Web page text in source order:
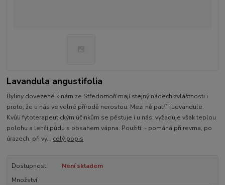
Lavandula angustifolia
Byliny dovezené k nám ze Středomoří mají stejný nádech zvláštnosti i
proto, že u nás ve volné přírodě nerostou. Mezi ně patří i Levandule.
Kvůli fytoterapeutickým účinkům se pěstuje i u nás, vyžaduje však teplou
polohu a lehčí půdu s obsahem vápna. Použití: - pomáhá při revma, po
úrazech, při vy... celý popis
Dostupnost
Není skladem
Množství